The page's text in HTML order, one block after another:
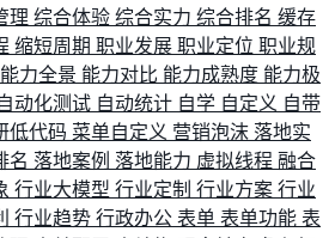
理 综合体验 综合实力 综合排名 缓存
缩短周期 职业发展 职业定位 职业规
能力全景 能力对比 能力成熟度 能力极
动化测试 自动统计 自学 自定义 自带
低代码 菜单自定义 营销泡沫 落地实
名 落地案例 落地能力 虚拟线程 融合
行业大模型 行业定制 行业方案 行业
行业趋势 行政办公 表单 表单功能 表